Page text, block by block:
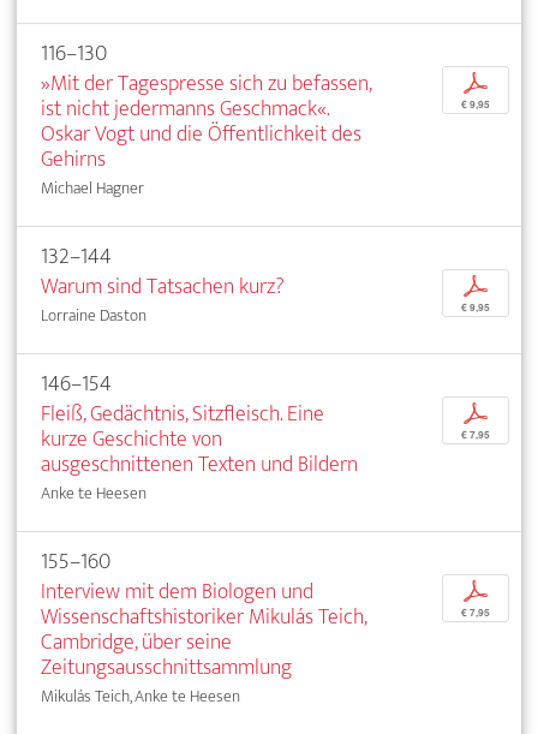
116–130
»Mit der Tagespresse sich zu befassen,
ist nicht jedermanns Geschmack«.
Oskar Vogt und die Öffentlichkeit des
Gehirns
Michael Hagner
p
€ 9,95
132–144
Warum sind Tatsachen kurz?
Lorraine Daston
p
€ 9,95
146–154
Fleiß, Gedächtnis, Sitzfleisch. Eine
kurze Geschichte von
ausgeschnittenen Texten und Bildern
Anke te Heesen
p
€ 7,95
155–160
Interview mit dem Biologen und
Wissenschaftshistoriker Mikulás Teich,
Cambridge, über seine
Zeitungsausschnittsammlung
Mikulás Teich, Anke te Heesen
p
€ 7,95